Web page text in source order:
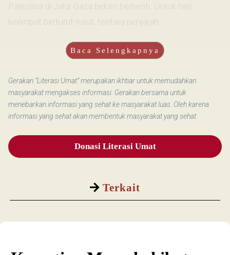
Terkait
Palestina di Jalur Gaza belum berhenti. Untuk hari
keempat berturut-turut, tentara penjajah...
Baca Selengkapnya
Gerakan “Literasi Umat” merupakan ikhtiar untuk memudahkan
masyarakat mengakses informasi. Gerakan bersama untuk
menebarkan informasi yang sehat ke masyarakat luas. Oleh karena
informasi yang sehat akan membentuk masyarakat yang sehat.
Donasi Literasi Umat